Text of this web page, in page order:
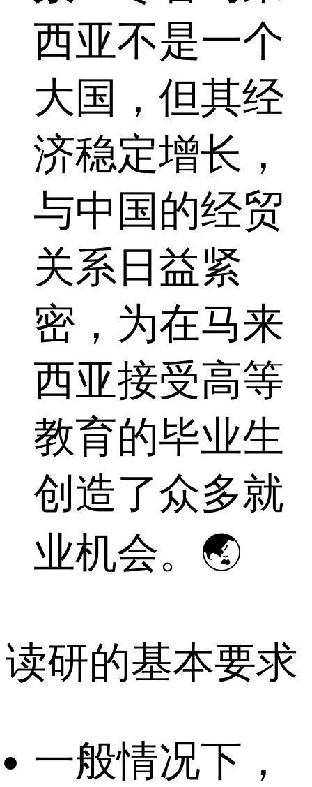
西亚不是一个
大国，但其经
济稳定增长，
与中国的经贸
关系日益紧
密，为在马来
西亚接受高等
教育的毕业生
创造了众多就
业机会。🌏
读研的基本要求
一般情况下，